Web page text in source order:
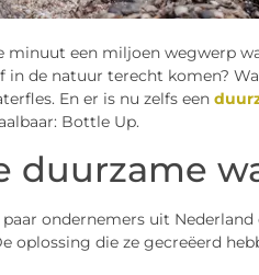
een miljoen wegwerp
in de natuur terecht komen?
En er is nu zelfs een
Bottle Up.
duurzame
ondernemers uit
oplossing die ze gecreëerd